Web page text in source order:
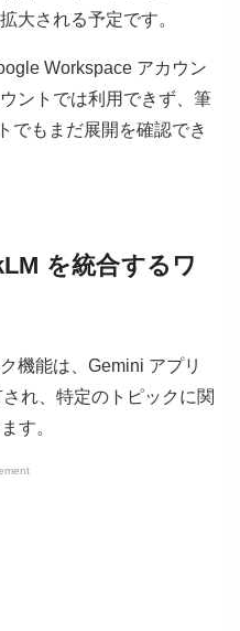
大される予定です。
Workspace アカウン
ントでは利用できず、筆
でもまだ展開を確認でき
を統合するワ
機能は、Gemini アプリ
れ、特定のトピックに関
す。